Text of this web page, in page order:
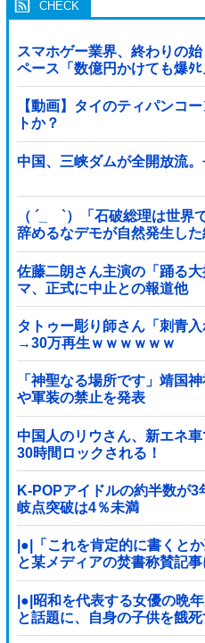
スマホゲー業界、終わりの
ペース「数億円かけても爆ﾀﾋ
【動画】タイのティパンコ
トか？
中国、三峡ダムが全開放流
（ ´_ゝ`）「石破総理は世
辞めるなデモが自然発生した
佐藤二朗さん主演の「踊る
マ、正式に中止との報道他
タトゥー彫り師さん「刺青
→30万再生ｗｗｗｗｗｗ
「神聖なる場所です」靖国
や軍装の禁止を発表
中国人のリウさん、新エネ
30時間ロックされる！
K-POPアイドルの約半数が
岐点突破は4％未満
|●|「これを肯定的に書くと
と某メディアの焚書称賛記
屋を作るとかそういう話か
|●|昭和を代表する女優の晩
と話題に、自身の子供を餓
た挙句……